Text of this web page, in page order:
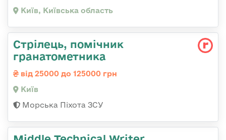
Київ, Київська область
Стpілець, помічник
гpанатометника
від 25000 до 125000 грн
Київ
Морська Піхота ЗСУ